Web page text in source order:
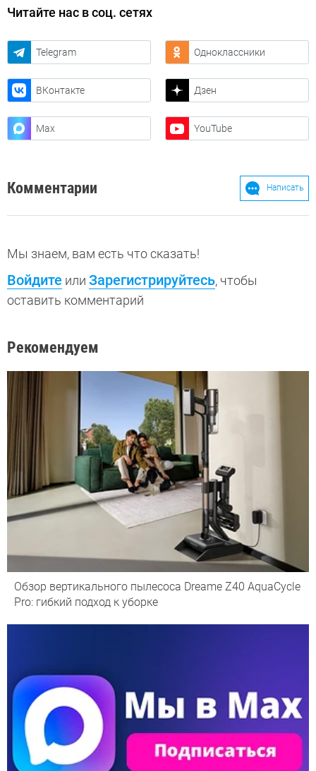
Читайте нас в соц. сетях
Telegram Одноклассники
ВКонтакте Дзен
Max YouTube
Комментарии Написать
Мы знаем, вам есть что сказать!
Войдите или Зарегистрируйтесь, чтобы
оставить комментарий
Рекомендуем
Обзор вертикального пылесоса Dreame Z40 AquaCycle
Pro: гибкий подход к уборке